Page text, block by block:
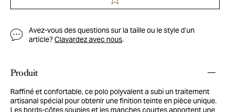
Avez-vous des questions sur la taille ou le style d’un
article?Clavardez avec nous.
Produit
Raffiné et confortable, ce polo polyvalent a subi un traitement
artisanal spécial pour obtenir une finition teinte en pièce unique.
Les bords-côtes souples et les manches courtes apportent une